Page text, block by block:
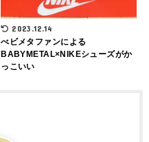
2023.12.14
べビメタファンによる
BABYMETAL×NIKEシューズがか
っこいい